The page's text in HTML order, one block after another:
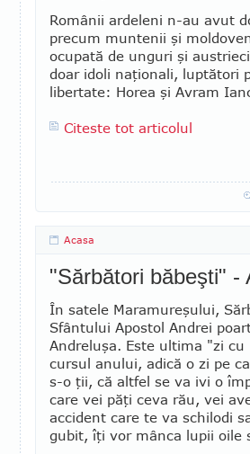
Românii ardeleni n-au avut
precum muntenii şi
ocupată de unguri şi
doar idoli naţionali, luptători
libertate: Horea şi Avram
Citeste tot articolul
Acasa
"Sărbători băbeşti" -
În satele Maramureşului,
Sfân­tului Apostol Andrei
An­dreluşa. Este ultima "zi
cursul anului, adică o zi pe
s-o ţii, că altfel se va ivi o
care vei păţi ceva rău, vei
accident care te va schilodi
gubit, îţi vor mânca lupii oile